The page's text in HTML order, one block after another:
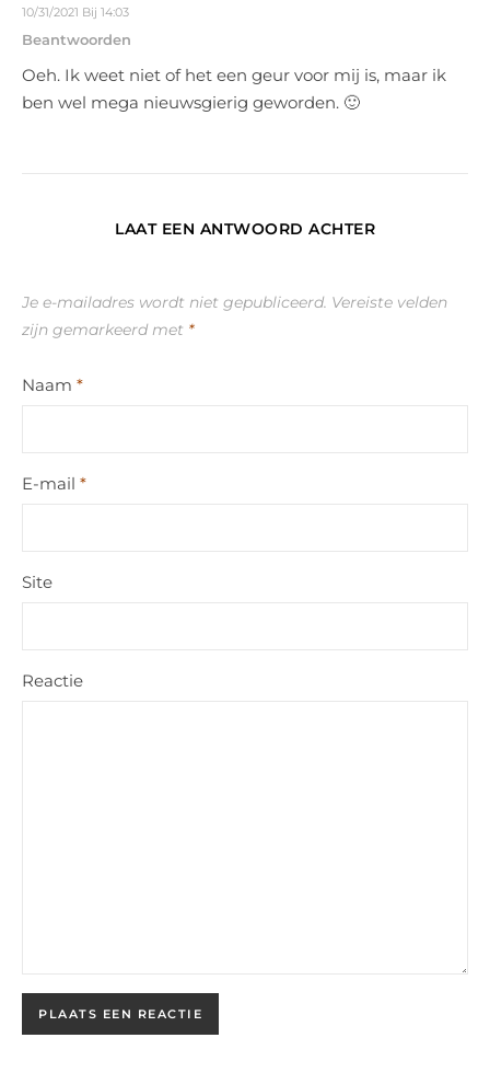
10/31/2021 Bij 14:03
Beantwoorden
Oeh. Ik weet niet of het een geur voor mij is, maar ik
ben wel mega nieuwsgierig geworden. 🙂
LAAT EEN ANTWOORD ACHTER
Je e-mailadres wordt niet gepubliceerd. Vereiste velden
zijn gemarkeerd met *
Naam *
E-mail *
Site
Reactie